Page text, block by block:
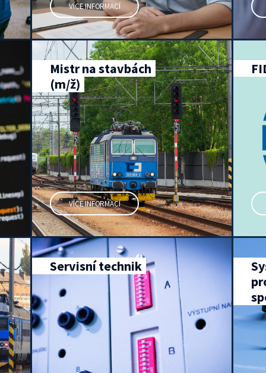
VÍCE INFORMACÍ
Mistr na stavbách
(m/ž)
VÍCE INFORMACÍ
Servisní technik